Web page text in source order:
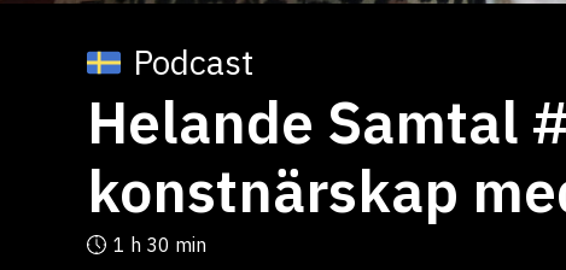
Podcast
Helande Samtal
konstnärskap
1 h 30 min